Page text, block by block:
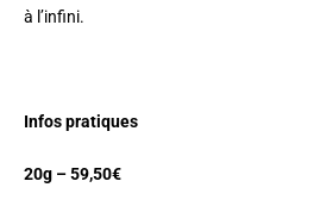
à l’infini.
Infos pratiques
20g – 59,50€